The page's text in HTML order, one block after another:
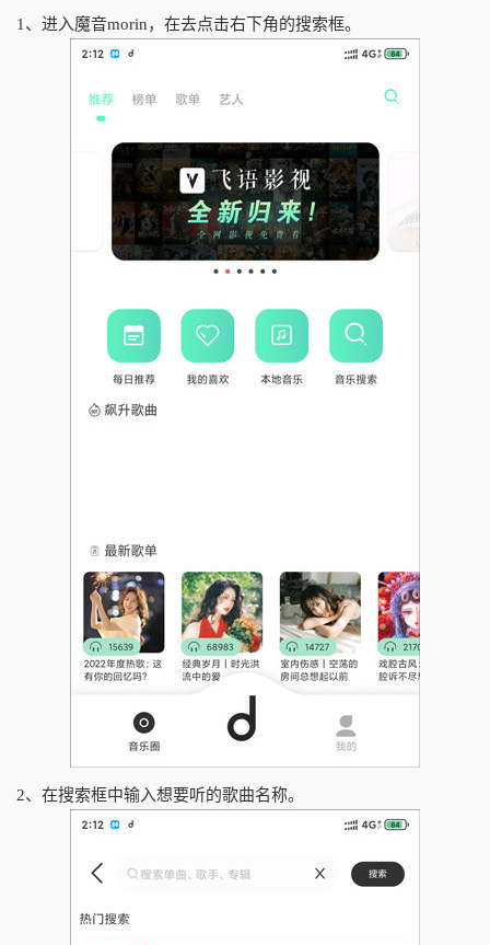
1、进入魔音morin，在去点击右下角的搜索框。
2、在搜索框中输入想要听的歌曲名称。